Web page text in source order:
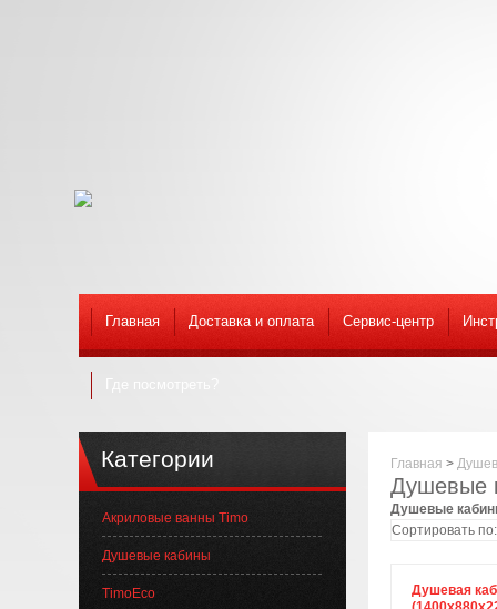
Главная Доставка и оплата Сервис-центр
Главная >
Душевые
Душевые
Сортировать
Душевая
Категории
Акриловые ванны Timo
Душевые кабины
TimoEco